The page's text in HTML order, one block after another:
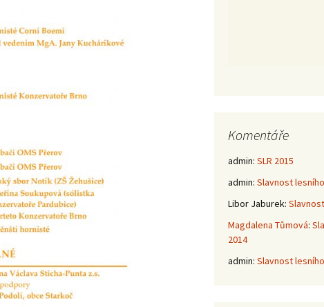
Komentáře
admin: SLR 2015
admin: Slavnost
Libor Jaburek:
Magdalena Tůmová:
2014
admin: Slavnost